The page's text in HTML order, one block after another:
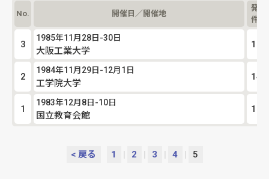
No. 開催日／開催地
発表
件数
3
1985年11月28日-30日
大阪工業大学
196
2
1984年11月29日-12月1日
工学院大学
141
1
1983年12月8日-10日
国立教育会館
113
< 戻る 1 2 3 4 5